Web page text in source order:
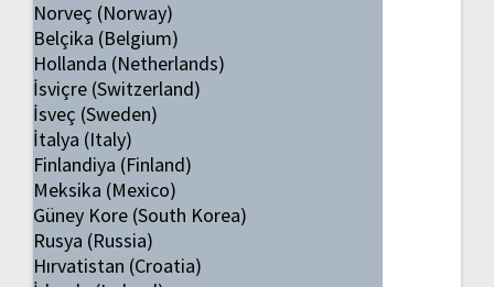
Norveç (Norway)
Belçika (Belgium)
Hollanda (Netherlands)
İsviçre (Switzerland)
İsveç (Sweden)
İtalya (Italy)
Finlandiya (Finland)
Meksika (Mexico)
Güney Kore (South Korea)
Rusya (Russia)
Hırvatistan (Croatia)